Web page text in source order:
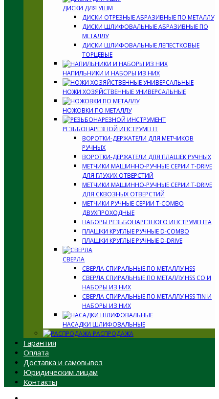
ДИСКИ ДЛЯ УШМ
ДИСКИ ОТРЕЗНЫЕ АБРАЗИВНЫЕ ПО МЕТАЛЛУ
ДИСКИ ШЛИФОВАЛЬНЫЕ АБРАЗИВНЫЕ ПО
МЕТАЛЛУ
ДИСКИ ШЛИФОВАЛЬНЫЕ ЛЕПЕСТКОВЫЕ
ТОРЦЕВЫЕ
НАПИЛЬНИКИ И НАБОРЫ ИЗ НИХ
НОЖИ ХОЗЯЙСТВЕННЫЕ УНИВЕРСАЛЬНЫЕ
НОЖОВКИ ПО МЕТАЛЛУ
РЕЗЬБОНАРЕЗНОЙ ИНСТРУМЕНТ
ВОРОТКИ-ДЕРЖАТЕЛИ ДЛЯ МЕТЧИКОВ
РУЧНЫХ
ВОРОТКИ-ДЕРЖАТЕЛИ ДЛЯ ПЛАШЕК РУЧНЫХ
МЕТЧИКИ МАШИННО-РУЧНЫЕ СЕРИИ T-DRIVE
ДЛЯ ГЛУХИХ ОТВЕРСТИЙ
МЕТЧИКИ МАШИННО-РУЧНЫЕ СЕРИИ T-DRIVE
ДЛЯ СКВОЗНЫХ ОТВЕРСТИЙ
МЕТЧИКИ РУЧНЫЕ СЕРИИ T-COMBO
ДВУХПРОХОДНЫЕ
НАБОРЫ РЕЗЬБОНАРЕЗНОГО ИНСТРУМЕНТА
ПЛАШКИ КРУГЛЫЕ РУЧНЫЕ D-COMBO
ПЛАШКИ КРУГЛЫЕ РУЧНЫЕ D-DRIVE
СВЕРЛА
СВЕРЛА СПИРАЛЬНЫЕ ПО МЕТАЛЛУ HSS
СВЕРЛА СПИРАЛЬНЫЕ ПО МЕТАЛЛУ HSS CO И
НАБОРЫ ИЗ НИХ
СВЕРЛА СПИРАЛЬНЫЕ ПО МЕТАЛЛУ HSS TIN И
НАБОРЫ ИЗ НИХ
НАСАДКИ ШЛИФОВАЛЬНЫЕ
РАСПРОДАЖА
Гарантия
Оплата
Доставка и самовывоз
Юридическим лицам
Контакты